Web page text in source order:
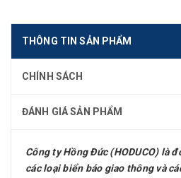
THÔNG TIN SẢN PHẨM
CHÍNH SÁCH
ĐÁNH GIÁ SẢN PHẨM
Công ty Hồng Đức (HODUCO) là
các loại biển báo giao thông và